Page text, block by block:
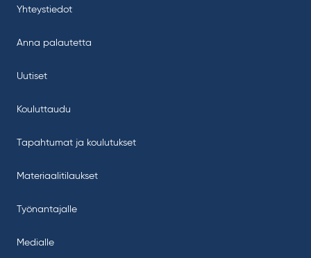
Yhteystiedot
Anna palautetta
Uutiset
Kouluttaudu
Tapahtumat ja koulutukset
Materiaalitilaukset
Työnantajalle
Medialle